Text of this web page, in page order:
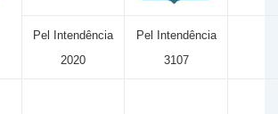
Pel Intendência
2020
Pel Intendência
3107